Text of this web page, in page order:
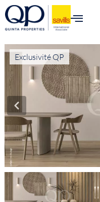
Exclusivité QP